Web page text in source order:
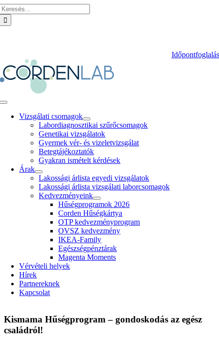
Skip
to
content
Időpontfoglalás
Toggle
NavigationVizsgálati csomagok
Labordiagnosztikai szűrőcsomagok
Genetikai vizsgálatok
Gyermek vér- és vizeletvizsgálat
Betegtájékoztatók
Gyakran ismételt kérdések
Árak
Lakossági árlista egyedi vizsgálatok
Lakossági árlista vizsgálati laborcsomagok
Kedvezményeink
Hűségprogramok 2026
Corden Hűségkártya
OTP kedvezményprogram
OVSZ kedvezmény
IKEA-Family
Egészségpénztárak
Magenta Moments
Vérvételi helyek
Hírek
Partnereknek
Kapcsolat
Kismama Hűségprogram – gondoskodás az egész
családról!